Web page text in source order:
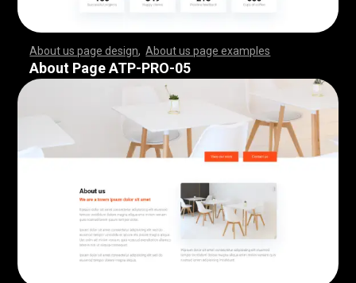
About us page design ,About us page examples
,,,,,,,,,,,,,,,,,,,,,,,, ,,,,,,,,,,,,,,,,,,,,,,,,,,,
,,,,,,,,,,,,,,,,,,,,,,,, ,,,,,,,,,,,,,,,,,,,,,,,,,,,
,,,,,,,,,,,,,,,,,,,,,,,, ,,,,,,,,,,,,,,,,,,,,,,,,,,,
,,,,,,,,,,,,,,,,,,,,,,,, ,,,,,,,,,,,,,,,,,,,,,,,,,,,
,,,,,,,,,,,,,,,,,,,,,,,, ,,,,,,,,,,,,,,,,,,,,,,,,,,,
,,,,,,,,,,,,,,,,,,,,,,,, ,,,,,,,,,,,,,,,,,,,,,,,,,,,
,,,,,,,,,,,,,,,,,,,,,,,, ,,,,,,,,,,,,,,,,,,,,,,,,,,,
,,,,,,,,,,,,,,,,,,,,,,,, ,,,,,,,,,,,,
About Page ATP-PRO-05